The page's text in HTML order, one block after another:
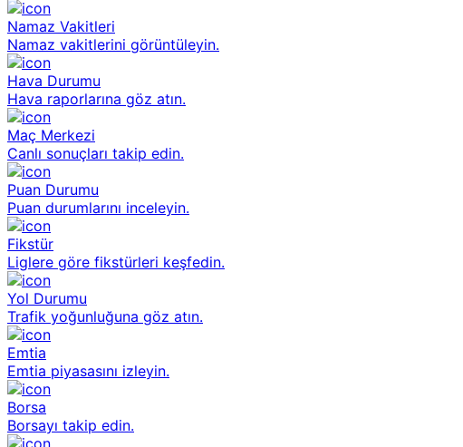
Namaz Vakitleri
Namaz vakitlerini görüntüleyin.
Hava Durumu
Hava raporlarına göz atın.
Maç Merkezi
Canlı sonuçları takip edin.
Puan Durumu
Puan durumlarını inceleyin.
Fikstür
Liglere göre fikstürleri keşfedin.
Yol Durumu
Trafik yoğunluğuna göz atın.
Emtia
Emtia piyasasını izleyin.
Borsa
Borsayı takip edin.